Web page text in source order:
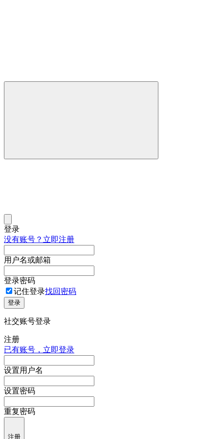
登录
没有账号？立即注册
用户名或邮箱
登录密码
记住登录找回密码
登录
社交账号登录
注册
已有账号，立即登录
设置用户名
设置密码
重复密码
注册